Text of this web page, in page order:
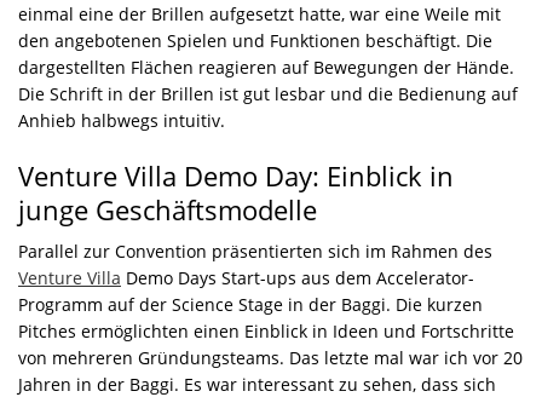
einmal eine der Brillen aufgesetzt hatte, war eine Weile mit
den angebotenen Spielen und Funktionen beschäftigt. Die
dargestellten Flächen reagieren auf Bewegungen der Hände.
Die Schrift in der Brillen ist gut lesbar und die Bedienung auf
Anhieb halbwegs intuitiv.
Venture Villa Demo Day: Einblick in
junge Geschäftsmodelle
Parallel zur Convention präsentierten sich im Rahmen des
Venture Villa Demo Days Start-ups aus dem Accelerator-
Programm auf der Science Stage in der Baggi. Die kurzen
Pitches ermöglichten einen Einblick in Ideen und Fortschritte
von mehreren Gründungsteams. Das letzte mal war ich vor 20
Jahren in der Baggi. Es war interessant zu sehen, dass sich